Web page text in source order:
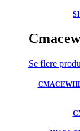
Se flere